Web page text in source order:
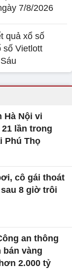
7/8/2026
quả xổ số
số Vietlott
Hà Nội vi
lần trong
Phú Thọ
cô gái thoát
8 giờ trôi
an thông
bán vàng
2.000 tỷ